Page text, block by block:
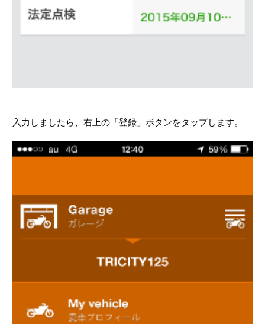
入力しましたら、右上の「登録」ボタンをタップします。